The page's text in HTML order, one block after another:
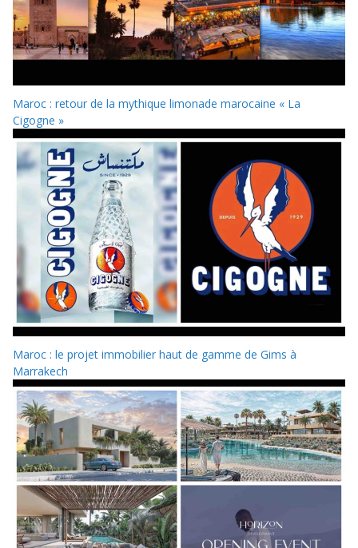
Maroc : retour de la mythique limonade marocaine « La
Cigogne »
Maroc : le projet immobilier haut de gamme de Gims à
Marrakech